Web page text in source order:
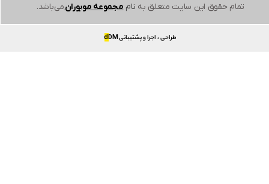
رزولوشن فیلمبرداری
تمام حقوق این سایت متعلق به ناممجموعه موبورانمی‌باشد.
طراحی ، اجرا و پشتیبانی dDM